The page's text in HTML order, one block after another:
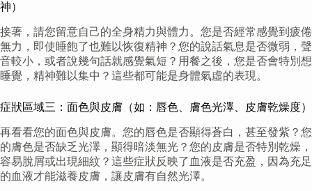
神）
接著，請您留意自己的全身精力與體力。您是否經常感覺到疲倦
無力，即使睡飽了也難以恢復精神？您的說話氣息是否微弱，聲
音較小，或者說幾句話就感覺氣短？用餐之後，您是否會特別想
睡覺，精神難以集中？這些都可能是身體氣虛的表現。
症狀區域三：面色與皮膚（如：唇色、膚色光澤、皮膚乾燥度）
再看看您的面色與皮膚。您的唇色是否顯得蒼白，甚至發紫？您
的膚色是否缺乏光澤，顯得暗淡無光？您的皮膚是否特別乾燥，
容易脫屑或出現細紋？這些症狀反映了血液是否充盈，因為充足
的血液才能滋養皮膚，讓皮膚有自然光澤。